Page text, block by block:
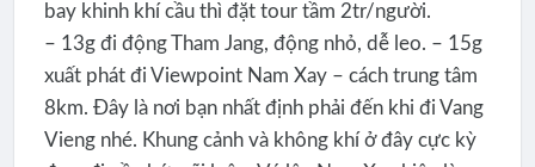
bay khinh khí cầu thì đặt tour tầm 2tr/người.
– 13g đi động Tham Jang, động nhỏ, dễ leo. – 15g
xuất phát đi Viewpoint Nam Xay – cách trung tâm
8km. Đây là nơi bạn nhất định phải đến khi đi Vang
Vieng nhé. Khung cảnh và không khí ở đây cực kỳ